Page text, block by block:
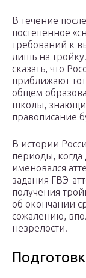
В течение
постепенное
требований к
лишь на
сказать, что
приближают тот
общем
школы,
правописание
В истории
периоды,
именовался
задания ГВЭ-
получения
об окончании
сожалению,
незрелости.